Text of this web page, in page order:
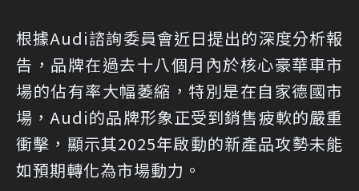
根據Audi諮詢委員會近日提出的深度分析報
告，品牌在過去十八個月內於核心豪華車市
場的佔有率大幅萎縮，特別是在自家德國市
場，Audi的品牌形象正受到銷售疲軟的嚴重
衝擊，顯示其2025年啟動的新產品攻勢未能
如預期轉化為市場動力。